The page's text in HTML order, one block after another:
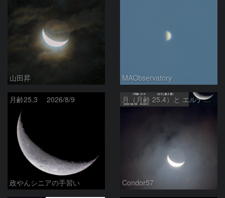
山田昇 MAObservatory
月齢25.3 2026/8/9
政やんシニアの手習い
月（月齢 25.4）と エルナト（おうし座β星）
Condor57